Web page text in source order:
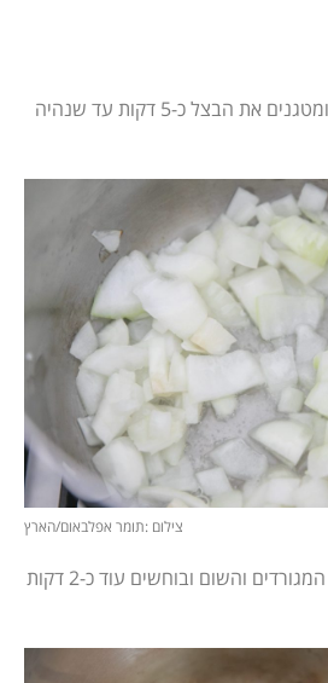
מחממים את השמן בסיר ומטגנים את הבצל כ-5 דקות עד שנהיה
צילום :תומר אפלבאום/הארץ
מוסיפים לסיר את הגזרים המגורדים והשום ובוחשים עוד כ-2 דקות